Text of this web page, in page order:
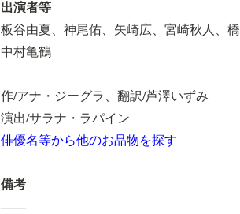
出演者等
板谷由夏、神尾佑、矢崎広、宮崎秋人、橋
中村亀鶴
作/アナ・ジーグラ、翻訳/芦澤いずみ
演出/サラナ・ラパイン
俳優名等から他のお品物を探す
備考
――